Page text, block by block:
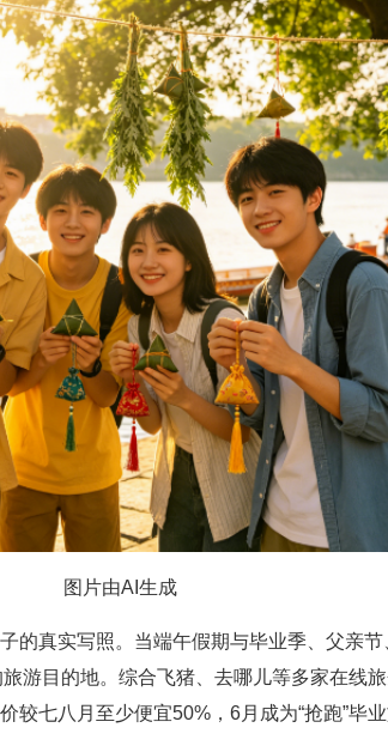
图片由AI生成
的真实写照。当端午假期与毕业季、父亲
游目的地。综合飞猪、去哪儿等多家在线
较七八月至少便宜50%，6月成为“抢跑”毕